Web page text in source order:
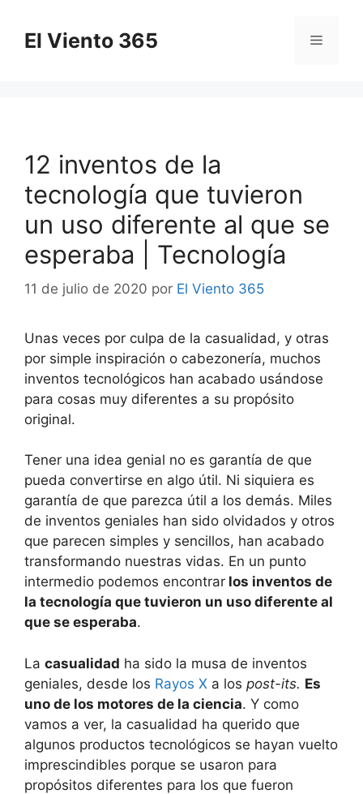
contenido
El Viento 365 Menú
12 inventos de la
tecnología que tuvieron
un uso diferente al que se
esperaba | Tecnología
11 de julio de 2020 por El Viento 365
Unas veces por culpa de la casualidad, y otras
por simple inspiración o cabezonería, muchos
inventos tecnológicos han acabado usándose
para cosas muy diferentes a su propósito
original.
Tener una idea genial no es garantía de que
pueda convertirse en algo útil. Ni siquiera es
garantía de que parezca útil a los demás. Miles
de inventos geniales han sido olvidados y otros
que parecen simples y sencillos, han acabado
transformando nuestras vidas. En un punto
intermedio podemos encontrar los inventos de
la tecnología que tuvieron un uso diferente al
que se esperaba.
La casualidad ha sido la musa de inventos
geniales, desde los Rayos X a los post-its. Es
uno de los motores de la ciencia. Y como
vamos a ver, la casualidad ha querido que
algunos productos tecnológicos se hayan vuelto
imprescindibles porque se usaron para
propósitos diferentes para los que fueron